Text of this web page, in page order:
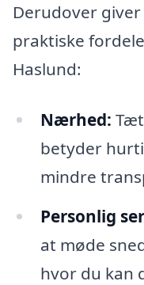
Derudover
praktiske
Haslund:
Nærhed:
betyder
mindre
Personlig
at møde
hvor du kan